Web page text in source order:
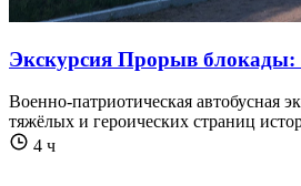
Экскурсия Прорыв
Военно-патриотическая автобусная
тяжёлых и героических страниц
4 ч